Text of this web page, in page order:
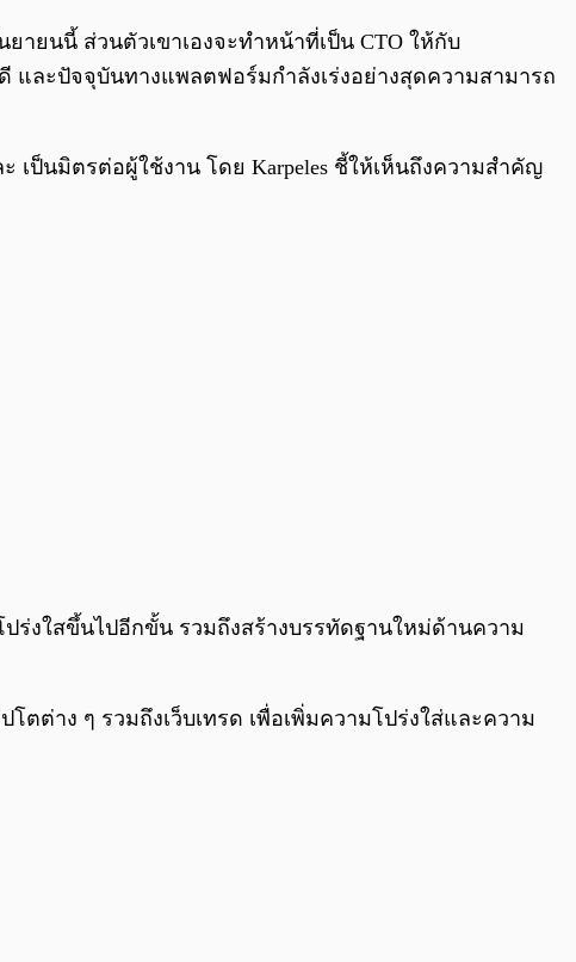
ายนนี้ ส่วนตัวเขาเองจะทำหน้าที่เป็น CTO ให้กับ
และปัจจุบันทางแพลตฟอร์มกำลังเร่งอย่างสุดความสามารถ
ป็นมิตรต่อผู้ใช้งาน โดย Karpeles ชี้ให้เห็นถึงความสำคัญ
ร่งใสขึ้นไปอีกขั้น รวมถึงสร้างบรรทัดฐานใหม่ด้านความ
ตต่าง ๆ รวมถึงเว็บเทรด เพื่อเพิ่มความโปร่งใส่และความ